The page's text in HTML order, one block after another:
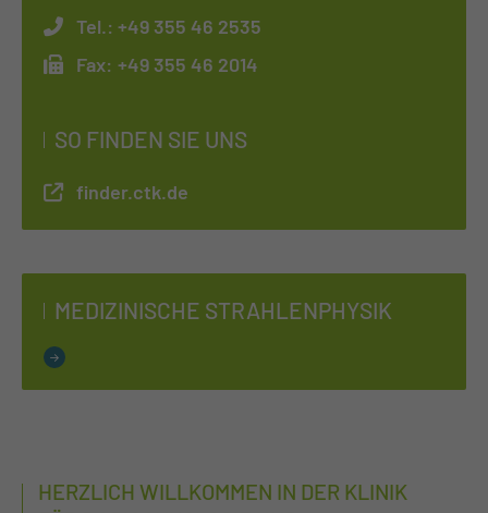
Tel.: +49 355 46 2535
Fax: +49 355 46 2014
SO FINDEN SIE UNS
finder.ctk.de
ME­DI­ZI­NI­SCHE STRAH­LEN­PHY­SIK
HERZLICH WILLKOMMEN IN DER KLINIK